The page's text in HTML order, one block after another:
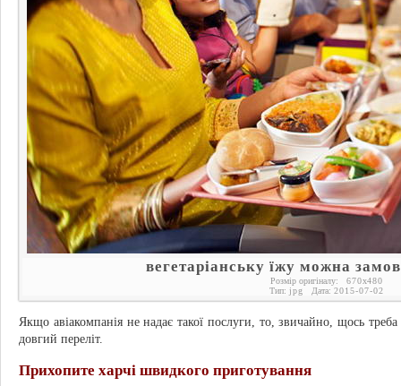
вегетаріанську їжу можна
Розмір оригіналу: 670x480
Тип: jpg Дата: 2015-07-02
Якщо авіакомпанія не надає такої послуги, то, звичайно, щось
довгий переліт.
Прихопите харчі швидкого приготування